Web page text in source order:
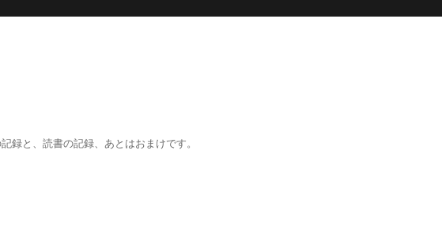
録と、読書の記録、あとはおまけです。